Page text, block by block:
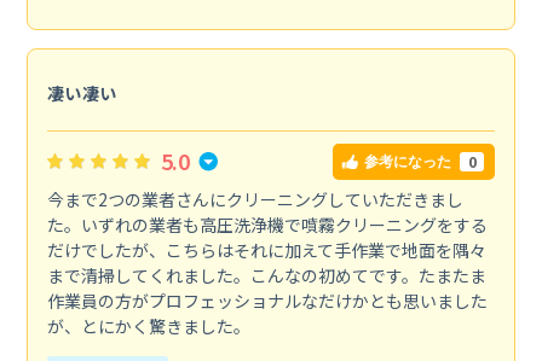
凄い凄い
5.0 参考になった 0
今まで2つの業者さんにクリーニングしていただきまし
た。いずれの業者も高圧洗浄機で噴霧クリーニングをする
だけでしたが、こちらはそれに加えて手作業で地面を隅々
まで清掃してくれました。こんなの初めてです。たまたま
作業員の方がプロフェッショナルなだけかとも思いました
が、とにかく驚きました。